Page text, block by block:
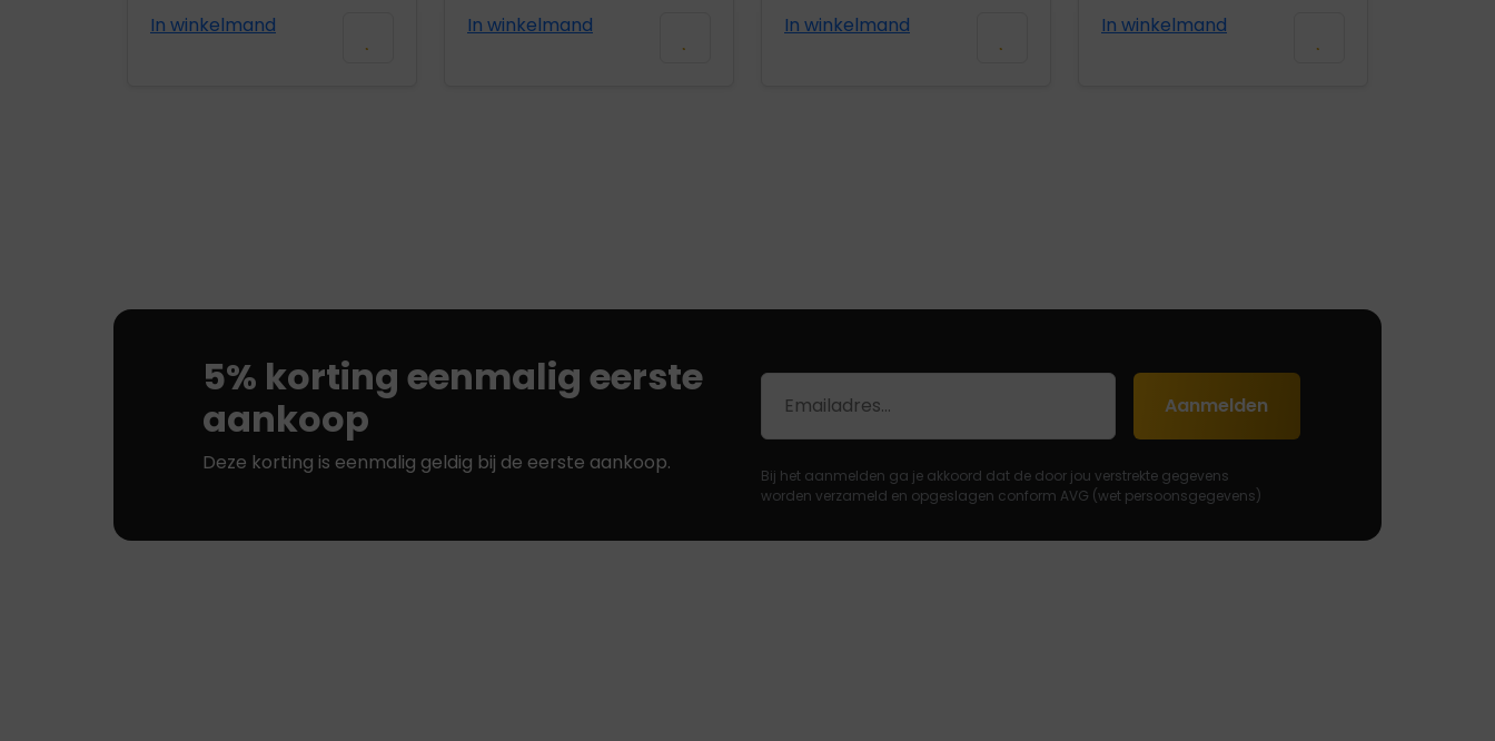
In winkelmand
In winkelmand
In winkelmand
In winkelmand
5% korting eenmalig eerste
aankoop
Deze korting is eenmalig geldig bij de eerste aankoop.
E-
mailadres
Aanmelden
Bij het aanmelden ga je akkoord dat de door jou verstrekte gegevens
worden verzameld en opgeslagen conform AVG (wet persoonsgegevens)